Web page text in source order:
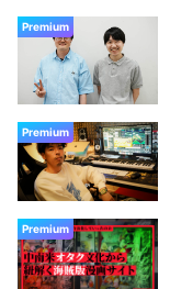
Premium
Premium
Premium